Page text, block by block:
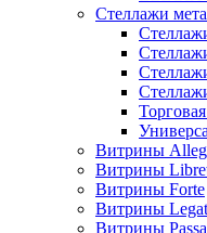
Стеллажи
Витрины
Витрины
Витрины Forte
Витрины
Витрины